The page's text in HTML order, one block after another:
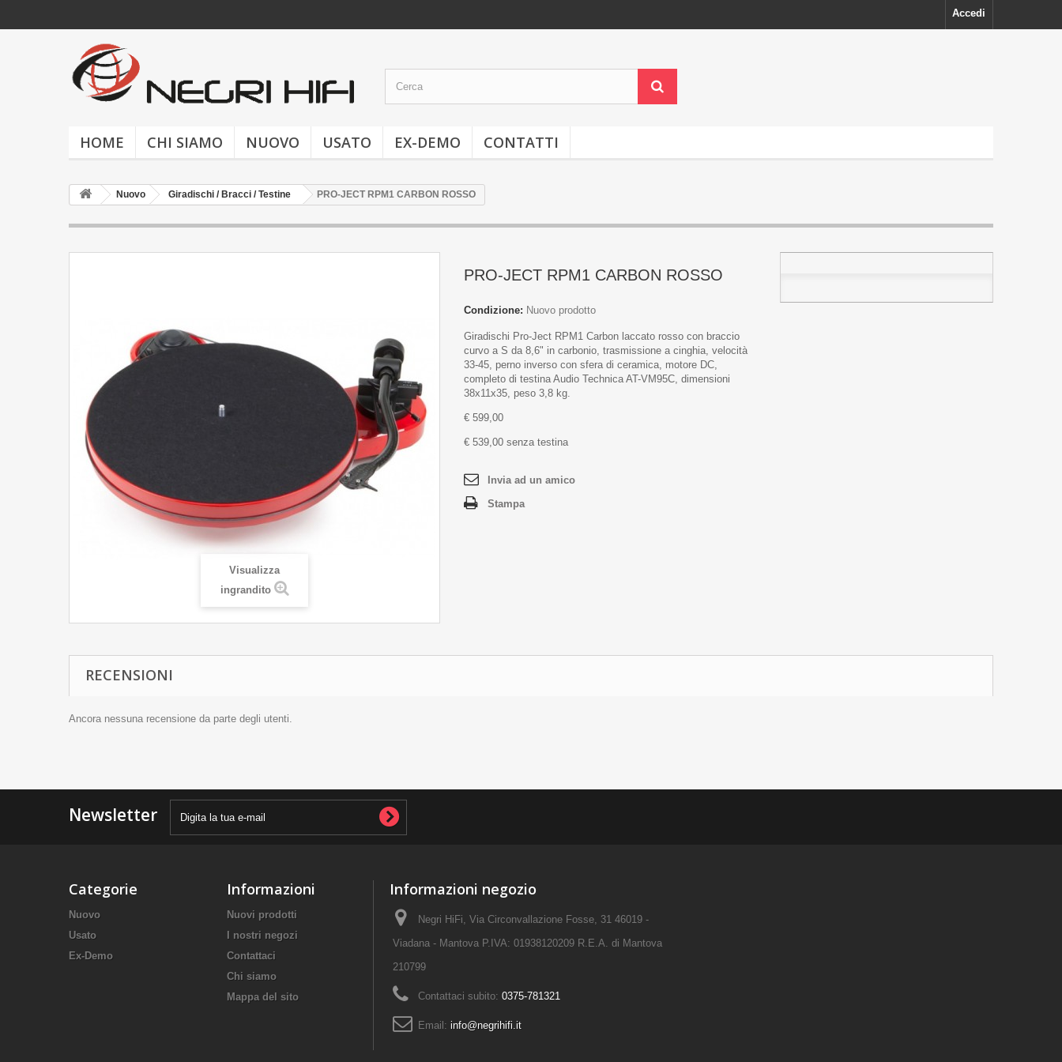
Accedi
HOME CHI SIAMO NUOVO USATO EX-DEMO CONTATTI
Nuovo Giradischi / Bracci / Testine PRO-JECT RPM1 CARBON ROSSO
Visualizza
ingrandito
PRO-JECT RPM1 CARBON ROSSO
Condizione: Nuovo prodotto
Giradischi Pro-Ject RPM1 Carbon laccato rosso con braccio
curvo a S da 8,6" in carbonio, trasmissione a cinghia, velocità
33-45, perno inverso con sfera di ceramica, motore DC,
completo di testina Audio Technica AT-VM95C, dimensioni
38x11x35, peso 3,8 kg.
€ 599,00
€ 539,00 senza testina
Invia ad un amico
Stampa
RECENSIONI
Ancora nessuna recensione da parte degli utenti.
Newsletter
Categorie
Nuovo
Usato
Ex-Demo
Informazioni
Nuovi prodotti
I nostri negozi
Contattaci
Chi siamo
Mappa del sito
Informazioni negozio
Negri HiFi, Via Circonvallazione Fosse, 31 46019 -
Viadana - Mantova P.IVA: 01938120209 R.E.A. di Mantova
210799
Contattaci subito: 0375-781321
Email: info@negrihifi.it